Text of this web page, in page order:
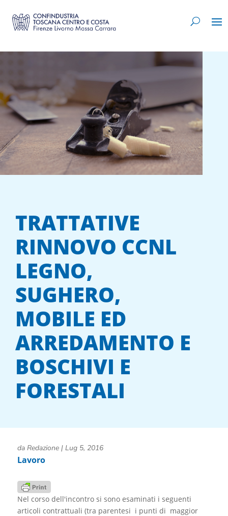
TRATTATIVE
RINNOVO CCNL
LEGNO,
SUGHERO,
MOBILE ED
ARREDAMENTO E
BOSCHIVI E
FORESTALI
da Redazione| Lug 5, 2016
Lavoro
Nel corso dell'incontro si sono esaminati i seguenti
articoli contrattuali (tra parentesi i punti di maggior